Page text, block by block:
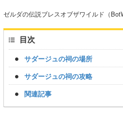
ゼルダの伝説ブレスオブザワイルド（
目次
サダージュの祠の場所
サダージュの祠の攻略
関連記事